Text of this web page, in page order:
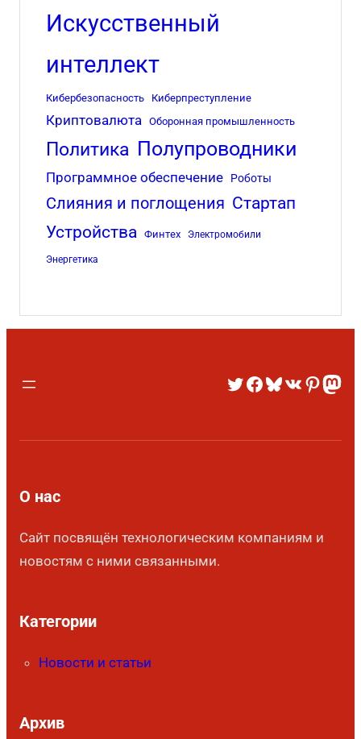
Искусственный
интеллект
Кибербезопасность Киберпреступление
Криптовалюта Оборонная промышленность
Политика Полупроводники
Программное обеспечение Роботы
Слияния и поглощения Стартап
Устройства
Финтех Электромобили
Энергетика
О нас
Сайт посвящён технологическим компаниям и
новостям с ними связанными.
Категории
Новости и статьи
Архив